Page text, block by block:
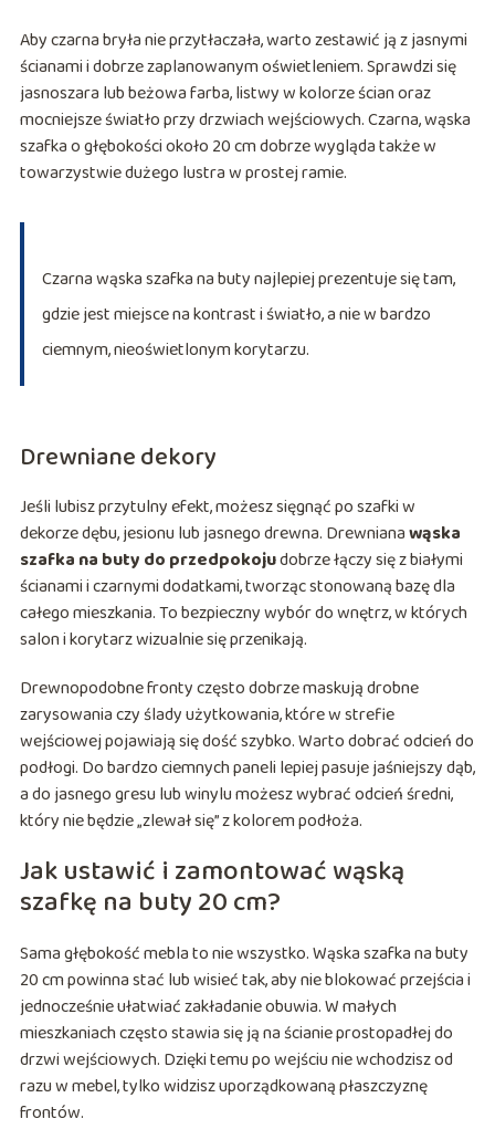
Aby czarna bryła nie przytłaczała, warto zestawić ją z jasnymi
ścianami i dobrze zaplanowanym oświetleniem. Sprawdzi się
jasnoszara lub beżowa farba, listwy w kolorze ścian oraz
mocniejsze światło przy drzwiach wejściowych. Czarna, wąska
szafka o głębokości około 20 cm dobrze wygląda także w
towarzystwie dużego lustra w prostej ramie.
Czarna wąska szafka na buty najlepiej prezentuje się tam,
gdzie jest miejsce na kontrast i światło, a nie w bardzo
ciemnym, nieoświetlonym korytarzu.
Drewniane dekory
Jeśli lubisz przytulny efekt, możesz sięgnąć po szafki w
dekorze dębu, jesionu lub jasnego drewna. Drewnianawąska
szafka na buty do przedpokojudobrze łączy się z białymi
ścianami i czarnymi dodatkami, tworząc stonowaną bazę dla
całego mieszkania. To bezpieczny wybór do wnętrz, w których
salon i korytarz wizualnie się przenikają.
Drewnopodobne fronty często dobrze maskują drobne
zarysowania czy ślady użytkowania, które w strefie
wejściowej pojawiają się dość szybko. Warto dobrać odcień do
podłogi. Do bardzo ciemnych paneli lepiej pasuje jaśniejszy dąb,
a do jasnego gresu lub winylu możesz wybrać odcień średni,
który nie będzie „zlewał się” z kolorem podłoża.
Jak ustawić i zamontować wąską
szafkę na buty 20 cm?
Sama głębokość mebla to nie wszystko. Wąska szafka na buty
20 cm powinna stać lub wisieć tak, aby nie blokować przejścia i
jednocześnie ułatwiać zakładanie obuwia. W małych
mieszkaniach często stawia się ją na ścianie prostopadłej do
drzwi wejściowych. Dzięki temu po wejściu nie wchodzisz od
razu w mebel, tylko widzisz uporządkowaną płaszczyznę
frontów.